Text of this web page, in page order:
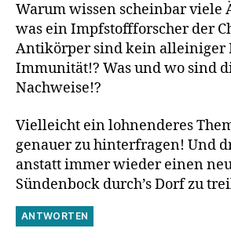
Warum wissen scheinbar viele
was ein Impfstoffforscher der
Antikörper sind kein alleiniger
Immunität!? Was und wo sind
Nachweise!?
Vielleicht ein lohnenderes
genauer zu hinterfragen! Und
anstatt immer wieder einen
Sündenbock durch’s Dorf zu
ANTWORTEN